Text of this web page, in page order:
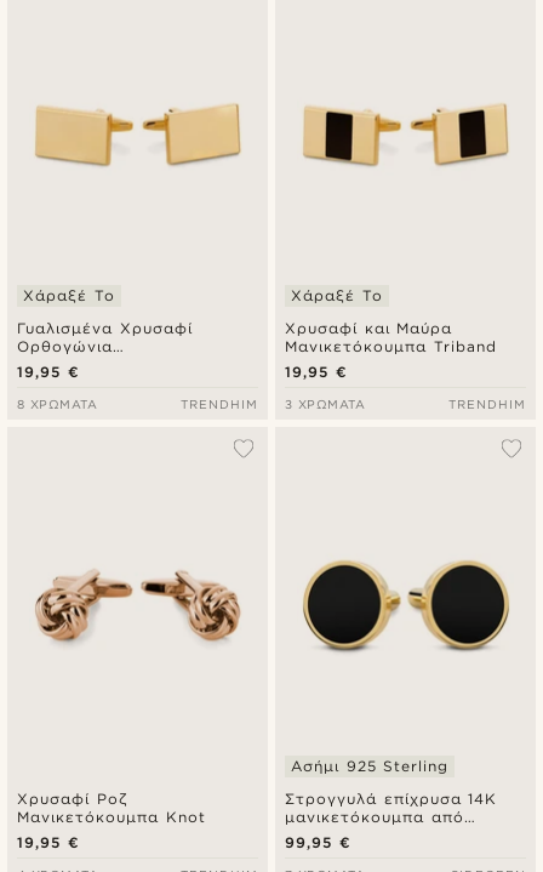
Γυαλισμένα Χρυσαφί
Ορθογώνια
Μανικετόκουμπα
Χάραξέ Το
19,95 €
8 ΧΡΏΜΑΤΑ TRENDHIM
Χρυσαφί και Μαύρα
Μανικετόκουμπα Triband
Χάραξέ Το
19,95 €
3 ΧΡΏΜΑΤΑ TRENDHIM
Χρυσαφί Ροζ
Μανικετόκουμπα Knot
19,95 €
Στρογγυλά επίχρυσα 14Κ
μανικετόκουμπα από
sterling ασήμι 925 και
ένθετο όνυχα
Ασήμι 925 Sterling
99,95 €